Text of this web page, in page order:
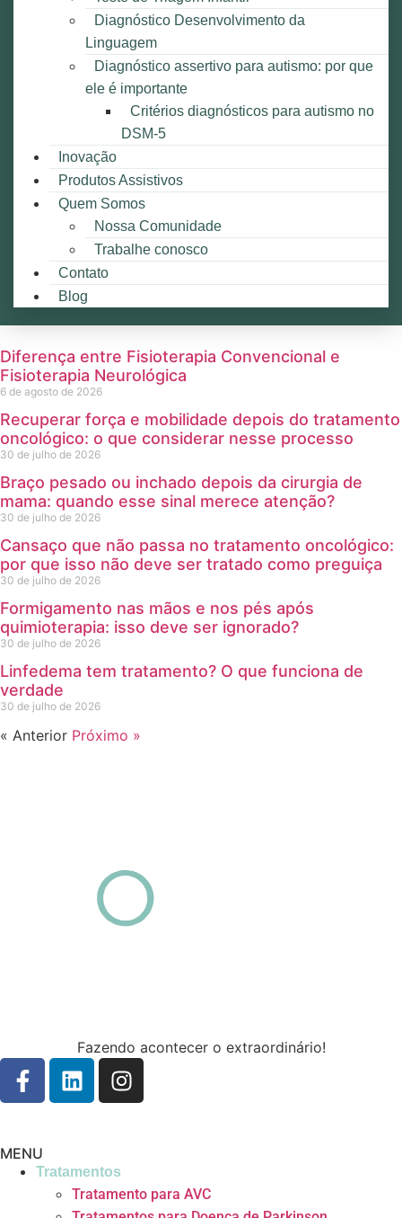
Diagnóstico Desenvolvimento da
Linguagem
Diagnóstico assertivo para autismo: por que
ele é importante
Critérios diagnósticos para autismo no
DSM-5
Inovação
Produtos Assistivos
Quem Somos
Nossa Comunidade
Trabalhe conosco
Contato
Blog
Diferença entre Fisioterapia Convencional e
Fisioterapia Neurológica
6 de agosto de 2026
Recuperar força e mobilidade depois do tratamento
oncológico: o que considerar nesse processo
30 de julho de 2026
Braço pesado ou inchado depois da cirurgia de
mama: quando esse sinal merece atenção?
30 de julho de 2026
Cansaço que não passa no tratamento oncológico:
por que isso não deve ser tratado como preguiça
30 de julho de 2026
Formigamento nas mãos e nos pés após
quimioterapia: isso deve ser ignorado?
30 de julho de 2026
Linfedema tem tratamento? O que funciona de
verdade
30 de julho de 2026
« Anterior Próximo »
Fazendo acontecer o extraordinário!
MENU
Tratamentos
Tratamento para AVC